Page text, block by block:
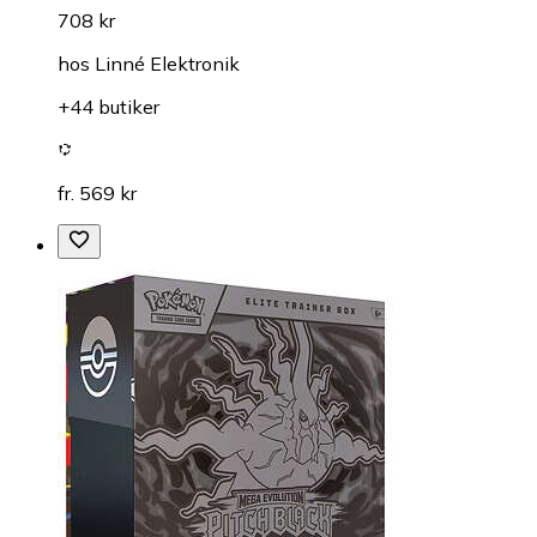
708 kr
hos Linné Elektronik
+44 butiker
fr. 569 kr